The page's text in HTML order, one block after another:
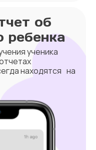
об
ребенка
ученика
находятся на